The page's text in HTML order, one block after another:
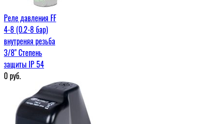
Реле давления FF
4-8 (0.2-8 бар)
внутреняя резьба
3/8" Степень
защиты IP 54
0руб.